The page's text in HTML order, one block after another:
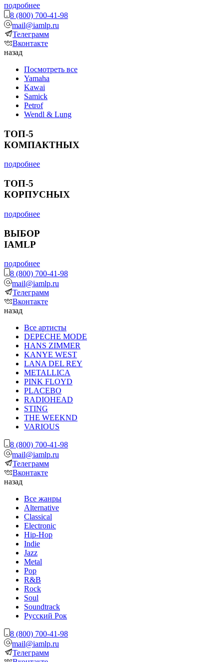
подробнее
8 (800) 700-41-98
mail@iamlp.ru
Телеграмм
Вконтакте
назад
Посмотреть все
Yamaha
Kawai
Samick
Petrof
Wendl & Lung
ТОП-5
КОМПАКТНЫХ
подробнее
ТОП-5
КОРПУСНЫХ
подробнее
ВЫБОР
IAMLP
подробнее
8 (800) 700-41-98
mail@iamlp.ru
Телеграмм
Вконтакте
назад
Все артисты
DEPECHE MODE
HANS ZIMMER
KANYE WEST
LANA DEL REY
METALLICA
PINK FLOYD
PLACEBO
RADIOHEAD
STING
THE WEEKND
VARIOUS
8 (800) 700-41-98
mail@iamlp.ru
Телеграмм
Вконтакте
назад
Все жанры
Alternative
Classical
Electronic
Hip-Hop
Indie
Jazz
Metal
Pop
R&B
Rock
Soul
Soundtrack
Русский Рок
8 (800) 700-41-98
mail@iamlp.ru
Телеграмм